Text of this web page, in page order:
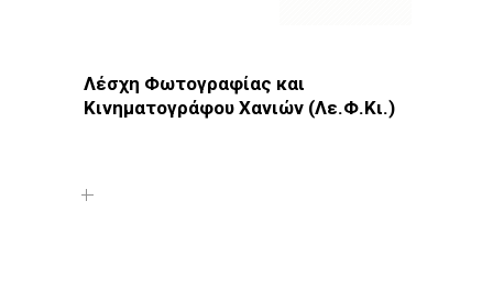
Λέσχη Φωτογραφίας και
Κινηματογράφου Χανιών (Λε.Φ.Κι.)